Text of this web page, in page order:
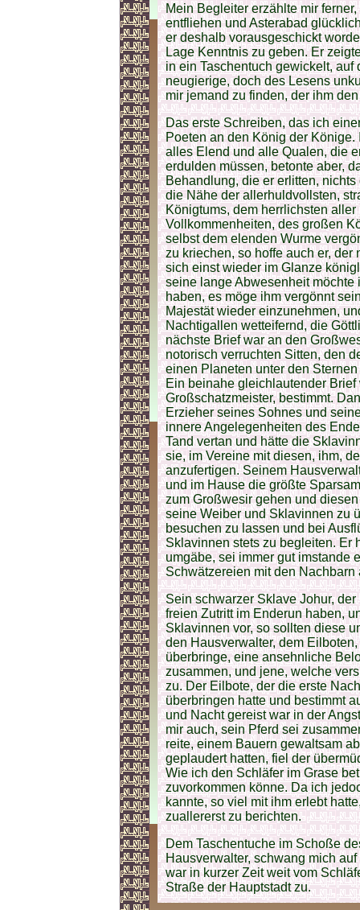
Mein Begleiter erzählte mir
entfliehen und Asterabad
er deshalb vorausgeschickt
Lage Kenntnis zu geben. Er
in ein Taschentuch gewickelt, auf
neugierige, doch des Lesens
mir jemand zu finden, der ihm
Das erste Schreiben, das ich
Poeten an den König der
alles Elend und alle Qualen, die
erdulden müssen, betonte aber,
Behandlung, die er erlitten,
die Nähe der allerhuldvollsten,
Königtums, dem herrlichsten
Vollkommenheiten, des großen
selbst dem elenden Wurme
zu kriechen, so hoffe auch er,
sich einst wieder im Glanze
seine lange Abwesenheit
haben, es möge ihm vergönnt
Majestät wieder einzunehmen,
Nachtigallen wetteifernd, die
nächste Brief war an den
notorisch verruchten Sitten, den
einen Planeten unter den
Ein beinahe gleichlautender
Großschatzmeister, bestimmt.
Erzieher seines Sohnes und
innere Angelegenheiten des
Tand vertan und hätte die
sie, im Vereine mit diesen, ihm,
anzufertigen. Seinem
und im Hause die größte
zum Großwesir gehen und
seine Weiber und Sklavinnen zu
besuchen zu lassen und bei
Sklavinnen stets zu begleiten. Er
umgäbe, sei immer gut imstande
Schwätzereien mit den
Sein schwarzer Sklave Johur,
freien Zutritt im Enderun haben,
Sklavinnen vor, so sollten diese
den Hausverwalter, dem
überbringe, eine ansehnliche
zusammen, und jene, welche
zu. Der Eilbote, der die erste
überbringen hatte und bestimmt
und Nacht gereist war in der
mir auch, sein Pferd sei
reite, einem Bauern gewaltsam
geplaudert hatten, fiel der
Wie ich den Schläfer im Grase
zuvorkommen könne. Da ich
kannte, so viel mit ihm erlebt
zuallererst zu berichten.
Dem Taschentuche im Schoße
Hausverwalter, schwang mich
war in kurzer Zeit weit vom
Straße der Hauptstadt zu.